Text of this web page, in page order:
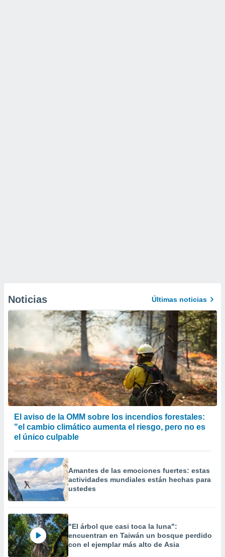
Noticias Últimas noticias
El aviso de la OMM sobre los incendios forestales:
"el cambio climático aumenta el riesgo, pero no es
el único culpable
Amantes de las emociones fuertes: estas
actividades mundiales están hechas para
ustedes
"El árbol que casi toca la luna":
encuentran en Taiwán un bosque perdido
con el ejemplar más alto de Asia